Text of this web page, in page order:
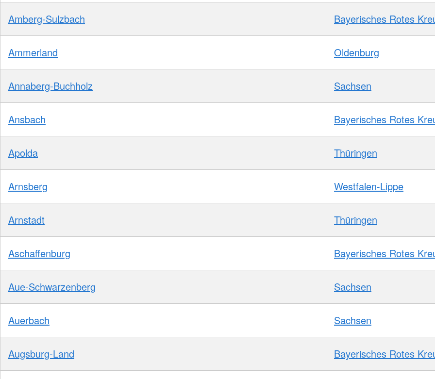
Amberg-Sulzbach Bayerisches Rotes
Ammerland Oldenburg
Annaberg-Buchholz Sachsen
Ansbach Bayerisches Rotes
Apolda Thüringen
Arnsberg Westfalen-Lippe
Arnstadt Thüringen
Aschaffenburg Bayerisches Rotes
Aue-Schwarzenberg Sachsen
Auerbach Sachsen
Augsburg-Land Bayerisches Rotes